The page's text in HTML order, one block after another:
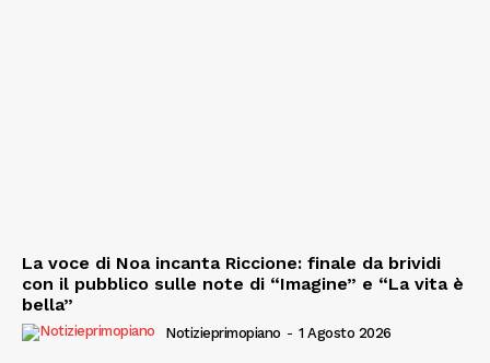
La voce di Noa incanta Riccione: finale da brividi
con il pubblico sulle note di “Imagine” e “La vita è
bella”
Notizieprimopiano - 1 Agosto 2026